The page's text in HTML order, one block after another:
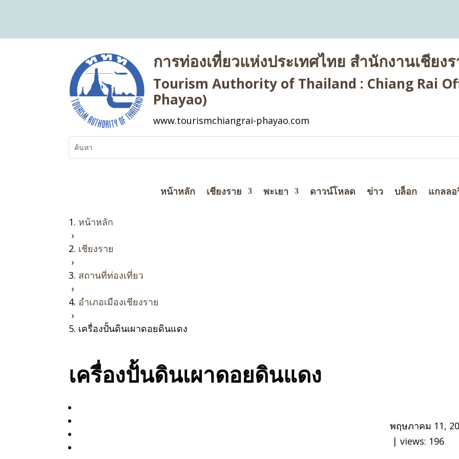
การท่องเที่ยวแห่งประเทศไทย สำนักงานเชียงร
Tourism Authority of Thailand : Chiang Rai
Phayao)
www.tourismchiangrai-phayao.com
หน้าหลัก เชียงราย พะเยา ดาวน์โหลด ข่าว บล็อก แกลล
หน้าหลัก
›
เชียงราย
›
สถานที่ท่องเที่ยว
›
อำเภอเมืองเชียงราย
›
เครื่องปั้นดินเผาดอยดินแดง
เครื่องปั้นดินเผาดอยดินแดง
พฤษภาคม 11,
| views: 196